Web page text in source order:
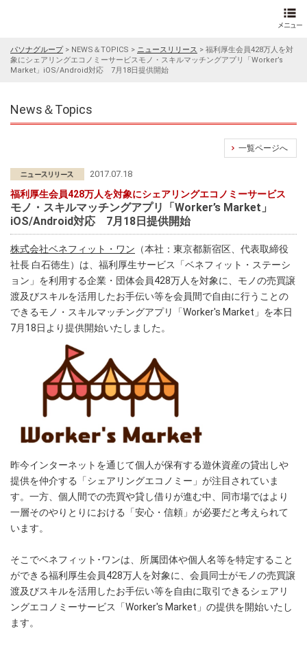
パソナグループ> NEWS＆TOPICS > ニュースリリース > 福利厚生会員428万人を対
象にシェアリングエコノミーサービスモノ・スキルマッチングアプリ「Worker’s
Market」iOS/Android対応 7月18日提供開始
News＆Topics
一覧ページへ
2017.07.18
福利厚生会員428万人を対象にシェアリングエコノミーサービス
モノ・スキルマッチングアプリ「Worker’s Market」
iOS/Android対応 7月18日提供開始
株式会社ベネフィット・ワン （本社：東京都新宿区、代表取締役
社長 白石徳生）は、福利厚生サービス「ベネフィット・ステーシ
ョン」を利用する企業・団体会員428万人を対象に、モノの売買譲
渡及びスキルを活用したお手伝い等を会員間で自由に行うことの
できるモノ・スキルマッチングアプリ「Worker's Market」を本日
7月18日より提供開始いたしました。
昨今インターネットを通じて個人が保有する遊休資産の貸出しや
提供を仲介する「シェアリングエコノミー」が注目されていま
す。一方、個人間での売買や貸し借りが進む中、同市場ではより
一層そのやりとりにおける「安心・信頼」が必要だと考えられて
います。
そこでベネフィット･ワンは、所属団体や個人名等を特定すること
ができる福利厚生会員428万人を対象に、会員同士がモノの売買譲
渡及びスキルを活用したお手伝い等を自由に取引できるシェアリ
ングエコノミーサービス「Worker's Market」の提供を開始いたし
ます。